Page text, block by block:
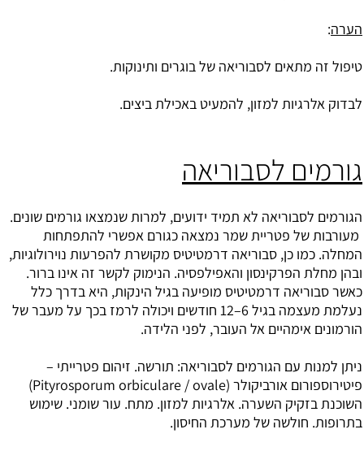
הערה:
טיפול זה מתאים לסבוריאה של בוגרים ותינוקות.
לבדוק אלרגיות למזון, להמעיט באכילת ביצים.
גורמים לסבוריאה
הגורמים לסבוריאה לא תמיד ידועים, למרות שנמצאו גורמים שונים.
מעורבות של פטריית שמר נמצאה כגורם אפשרי להתפתחות
המחלה. כמו כן, סבוריאה דרמטיטיס מקושרת להפרעות נוירולוגיות,
ובהן מחלת הפרקינסון והאפילפסיה. הנימוק לקשר זה אינו ברור.
כאשר סבוריאה דרמטיטיס מופיעה בגיל הינקות, היא בדרך כלל
נעלמת מעצמה בגיל 6–12 חודשים ויכולה לרמז בכך על מעבר של
הורמונים אימהיים אל העובר, לפני הלידה.
ניתן למנות עם הגורמים לסבוריאה: תורשה. זיהום פטרייתי –
פיטירוספורום אורביקולר (Pityrosporum orbiculare / ovale)
השוכנת בזקיק השערה. אלרגיות למזון. מתח. עור שומני. שימוש
בתרופות. חולשה של מערכת החיסון.